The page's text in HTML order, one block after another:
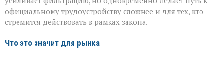
официальному трудоустройству сложнее и для тех, кто
стремится действовать в рамках закона.
Что это значит для рынка